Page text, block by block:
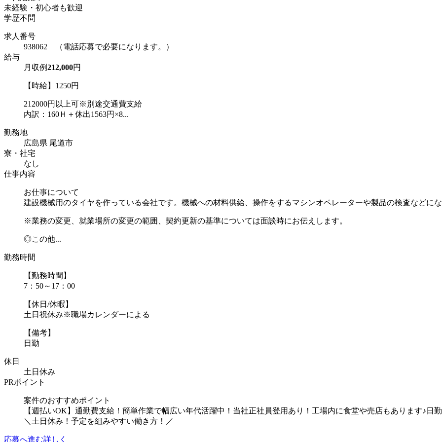
未経験・初心者も歓迎
学歴不問
求人番号
938062 （電話応募で必要になります。）
給与
月収例212,000円
【時給】1250円
212000円以上可※別途交通費支給
内訳：160Ｈ＋休出1563円×8...
勤務地
広島県 尾道市
寮・社宅
なし
仕事内容
お仕事について
建設機械用のタイヤを作っている会社です。機械への材料供給、操作をするマシンオペレーターや製品の検査などに
※業務の変更、就業場所の変更の範囲、契約更新の基準については面談時にお伝えします。
◎この他...
勤務時間
【勤務時間】
7：50～17：00
【休日/休暇】
土日祝休み※職場カレンダーによる
【備考】
日勤
休日
土日休み
PRポイント
案件のおすすめポイント
【週払いOK】通勤費支給！簡単作業で幅広い年代活躍中！当社正社員登用あり！工場内に食堂や売店もあります♪日
＼土日休み！予定を組みやすい働き方！／
応募へ進む詳しく